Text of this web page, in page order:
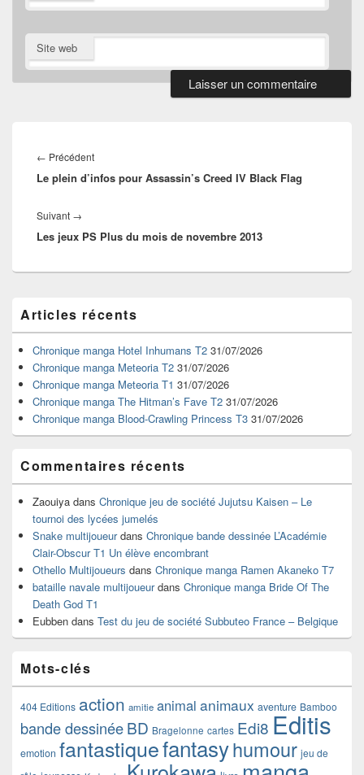
Site web
de
l’article
← PrécédentArticle
précédent :
Le plein d’infos pour Assassin’s Creed IV Black Flag
Suivant →
suivant :
Les jeux PS Plus du mois de novembre 2013
principale
de
widget
pour
barre
latérale
Articles récents
Chronique manga Hotel Inhumans T2 31/07/2026
Chronique manga Meteoria T2 31/07/2026
Chronique manga Meteoria T1 31/07/2026
Chronique manga The Hitman’s Fave T2 31/07/2026
Chronique manga Blood-Crawling Princess T3 31/07/2026
Commentaires récents
Zaouiya dans Chronique jeu de société Jujutsu Kaisen – Le
tournoi des lycées jumelés
Snake multijoueurdans Chronique bande dessinée L’Académie
Clair-Obscur T1 Un élève encombrant
Othello Multijoueurs dans Chronique manga Ramen Akaneko T7
bataille navale multijoueurdans Chronique manga Bride Of The
Death God T1
Eubben dans Test du jeu de société Subbuteo France – Belgique
Mots-clés
404 Editions action amitie animal animaux aventure Bamboo
bande dessinéeBD Bragelonne cartes Edi8 Editis
emotion fantastiquefantasyhumour jeu de